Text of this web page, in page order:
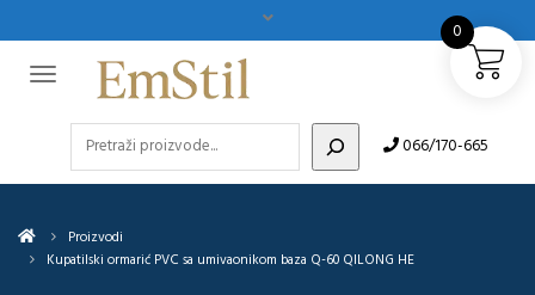
066/170-665
Proizvodi
Kupatilski ormarić PVC sa umivaonikom baza Q-60 QILONG HE
0